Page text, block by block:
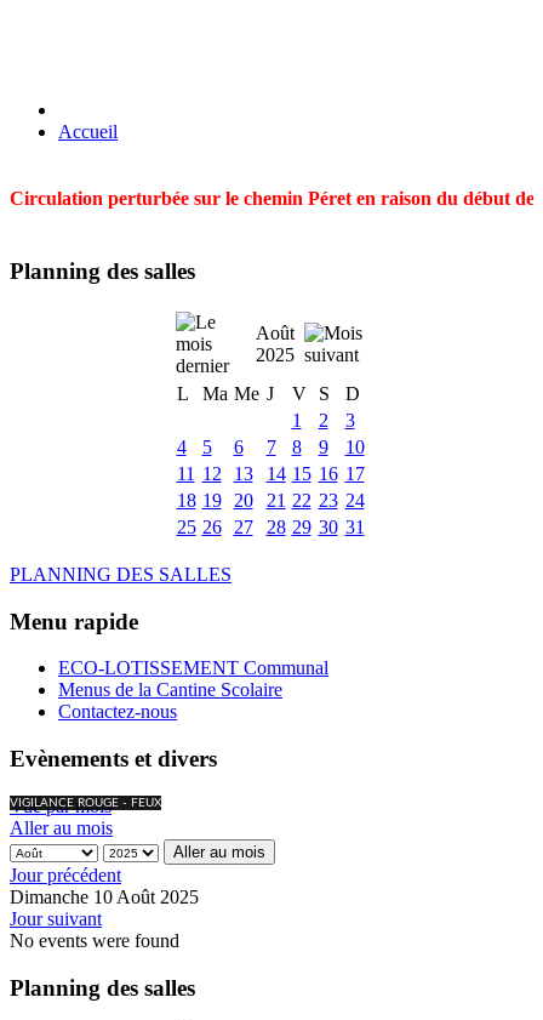
Accueil
Circulation perturbée sur le chemin Péret en raison du début
Planning des salles
Août
2025
L
Ma Me J V S
D
1
2
3
4
5 6 7 8 9
10
11 12 13 14 15 16 17
18 19 20 21 22 23 24
25 26 27 28 29 30 31
PLANNING DES SALLES
Menu rapide
ECO-LOTISSEMENT Communal
Menus de la Cantine Scolaire
Contactez-nous
Evènements et divers
VIGILANCE ROUGE - FEUX
Vue par mois
Aller au mois
Aller au mois
Jour précédent
Dimanche 10 Août 2025
Jour suivant
No events were found
Planning des salles